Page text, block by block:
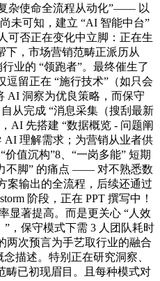
杂使命全流程从动化”—— 以
未可知，建立 “AI 智能中台”
可否正在变化中立脚：正在生
下，市场营销范畴正派历从
业的 “领跑者”。最终催生了
留正在 “施行技术”（如只会
AI 洞察为优良策略，而保守
从完成 “消息采集（搜刮最新
AI 先搭建 “数据概览 - 问题阐
AI 理解需求；为营销从业者供
值沉构”8、“一岗多能” 短期
不脚” 的痛点 —— 对不熟悉数
案输出的全流程，后续还通过
阶段，正在 PPT 撰写中！
显著提高。而是更关心 “人效
，保守模式下需 3 人团队耗时
两次预言为手艺取行业的融合
描述。特别正在研究洞察、
畴已初现眉目。且每种模式对